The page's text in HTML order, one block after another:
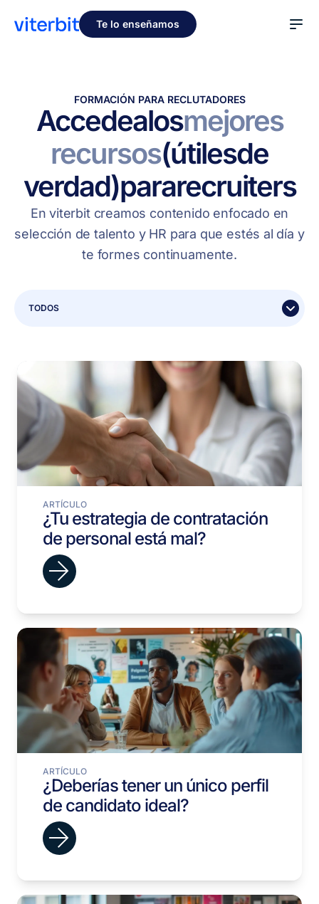
Te lo enseñamos
FORMACIÓN PARA RECLUTADORES
Accedealosmejores
recursos(útilesde
verdad)pararecruiters
En viterbit creamos contenido enfocado en
selección de talento y HR para que estés al día y
te formes continuamente.
TODOS
ARTÍCULO
¿Tu estrategia de contratación
de personal está mal?
ARTÍCULO
¿Deberías tener un único perfil
de candidato ideal?